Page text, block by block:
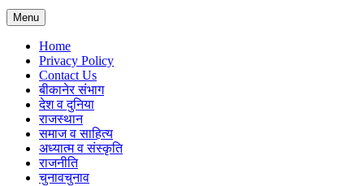
Menu
Home
Privacy Policy
Contact Us
बीकानेर संभाग
देश व दुनिया
राजस्थान
समाज व साहित्य
अध्यात्म व संस्कृति
राजनीति
चुनावचुनाव